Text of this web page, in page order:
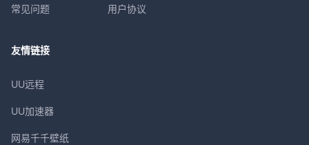
常见问题 用户协议
友情链接
UU远程
UU加速器
网易千千壁纸